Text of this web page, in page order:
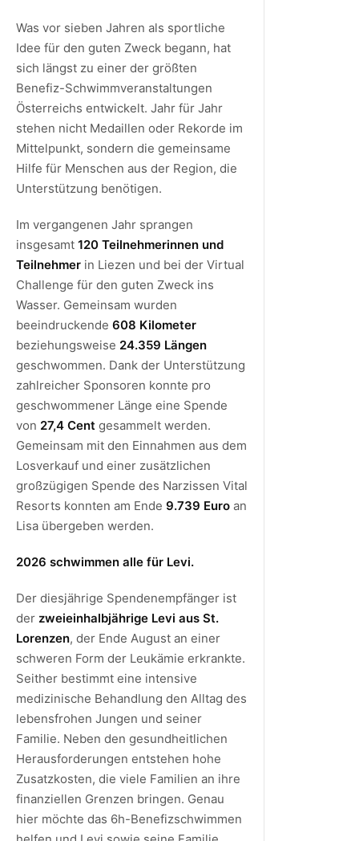
Was vor sieben Jahren als sportliche
Idee für den guten Zweck begann, hat
sich längst zu einer der größten
Benefiz-Schwimmveranstaltungen
Österreichs entwickelt. Jahr für Jahr
stehen nicht Medaillen oder Rekorde im
Mittelpunkt, sondern die gemeinsame
Hilfe für Menschen aus der Region, die
Unterstützung benötigen.
Im vergangenen Jahr sprangen
insgesamt 120 Teilnehmerinnen und
Teilnehmer in Liezen und bei der Virtual
Challenge für den guten Zweck ins
Wasser. Gemeinsam wurden
beeindruckende 608 Kilometer
beziehungsweise 24.359 Längen
geschwommen. Dank der Unterstützung
zahlreicher Sponsoren konnte pro
geschwommener Länge eine Spende
von 27,4 Cent gesammelt werden.
Gemeinsam mit den Einnahmen aus dem
Losverkauf und einer zusätzlichen
großzügigen Spende des Narzissen Vital
Resorts konnten am Ende 9.739 Euro an
Lisa übergeben werden.
2026 schwimmen alle für Levi.
Der diesjährige Spendenempfänger ist
der zweieinhalbjährige Levi aus St.
Lorenzen, der Ende August an einer
schweren Form der Leukämie erkrankte.
Seither bestimmt eine intensive
medizinische Behandlung den Alltag des
lebensfrohen Jungen und seiner
Familie. Neben den gesundheitlichen
Herausforderungen entstehen hohe
Zusatzkosten, die viele Familien an ihre
finanziellen Grenzen bringen. Genau
hier möchte das 6h-Benefizschwimmen